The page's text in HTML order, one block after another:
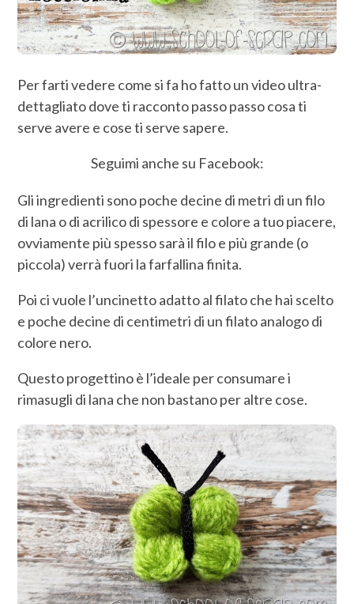
Per farti vedere come si fa ho fatto un video ultra-
dettagliato dove ti racconto passo passo cosa ti
serve avere e cose ti serve sapere.
Seguimi anche su Facebook:
Gli ingredienti sono poche decine di metri di un filo
di lana o di acrilico di spessore e colore a tuo piacere,
ovviamente più spesso sarà il filo e più grande (o
piccola) verrà fuori la farfallina finita.
Poi ci vuole l’uncinetto adatto al filato che hai scelto
e poche decine di centimetri di un filato analogo di
colore nero.
Questo progettino è l’ideale per consumare i
rimasugli di lana che non bastano per altre cose.